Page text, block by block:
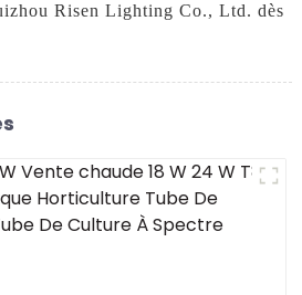
Risen Lighting Co., Ltd. dès